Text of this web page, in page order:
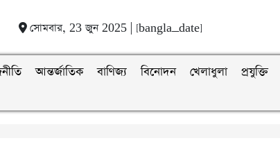
সোমবার, 23 জুন 2025 | [bangla_date]
আন্তর্জাতিক বাণিজ্য বিনোদন খেলাধুলা প্রযুক্তি